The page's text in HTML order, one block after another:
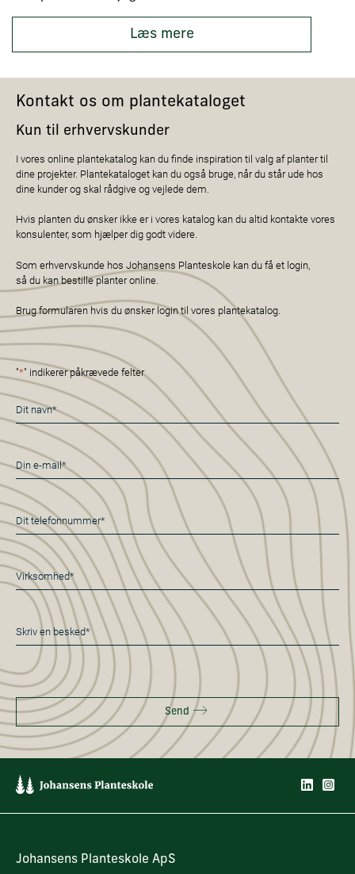
Læs mere
Kontakt os om plantekataloget
Kun til erhvervskunder
I vores online plantekatalog kan du finde inspiration til valg af planter til
dine projekter. Plantekataloget kan du også bruge, når du står ude hos
dine kunder og skal rådgive og vejlede dem.
Hvis planten du ønsker ikke er i vores katalog kan du altid kontakte vores
konsulenter, som hjælper dig godt videre.
Som erhvervskunde hos Johansens Planteskole kan du få et login,
så du kan bestille planter online.
Brug formularen hvis du ønsker login til vores plantekatalog.
"*" indikerer påkrævede felter
Navn
*
E-
mail
*
Telefon
*
Virksomhed*
*
Besked
*
Send
Johansens Planteskole ApS